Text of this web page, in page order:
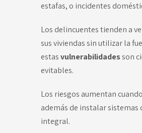
estafas, o incidentes
Los delincuentes tienden a
sus viviendas sin utilizar la
estasvulnerabilidadesson
evitables.
Los riesgos aumentan
además de instalar sistemas
integral.